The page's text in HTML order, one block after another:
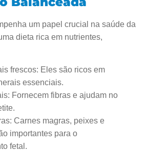
um papel crucial na saúde da
dieta rica em nutrientes,
frescos: Eles são ricos em
essenciais.
Fornecem fibras e ajudam no
Carnes magras, peixes e
importantes para o
fetal.